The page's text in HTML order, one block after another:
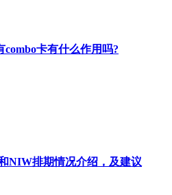
combo卡有什么作用吗?
NIW排期情况介绍，及建议